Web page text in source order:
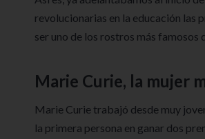
revolucionarias en la educación las
ser uno de los rostros más famosos
Marie Curie, la mujer
Marie Curie trabajó desde muy
la primera persona en ganar dos